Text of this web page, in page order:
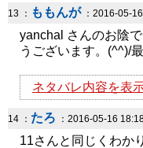
13 ： ももんが：2016-05-
yanchal さんのお陰
うございます。(^^)/
ネタバレ内容を表
14 ： たろ ：2016-05-16
11さんと同じくわか